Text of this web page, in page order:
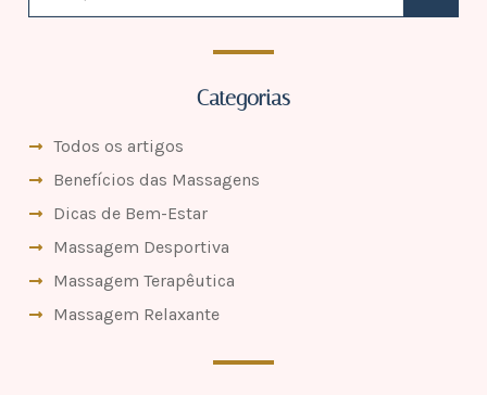
Categorias
Todos os artigos
Benefícios das Massagens
Dicas de Bem-Estar
Massagem Desportiva
Massagem Terapêutica
Massagem Relaxante